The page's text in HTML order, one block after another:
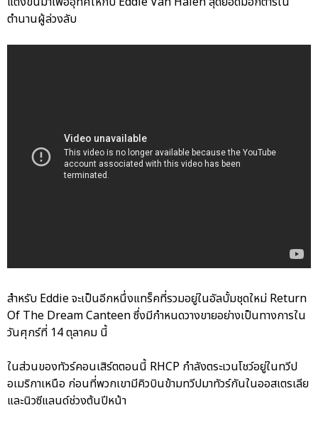
ตำนานผู้ล่วงลับ
สำหรับ Eddie จะเป็นอีกหนึ่งแทร็คที่รวมอยู่ในอัลบั้มชุดใหม่ Return
Of The Dream Canteen ซึ่งมีกำหนดวางขายอย่างเป็นทางการใน
วันศุกร์ที่ 14 ตุลาคม นี้
ในส่วนของทัวร์คอนเสิร์ตตอนนี้ RHCP กำลังตระเวนโชว์อยู่ในทวีป
อเมริกาเหนือ ก่อนที่พวกเขามีคิวบินข้ามทวีปมาทัวร์กันในออสเตรเลีย
และนิวซีแลนด์ช่วงต้นปีหน้า